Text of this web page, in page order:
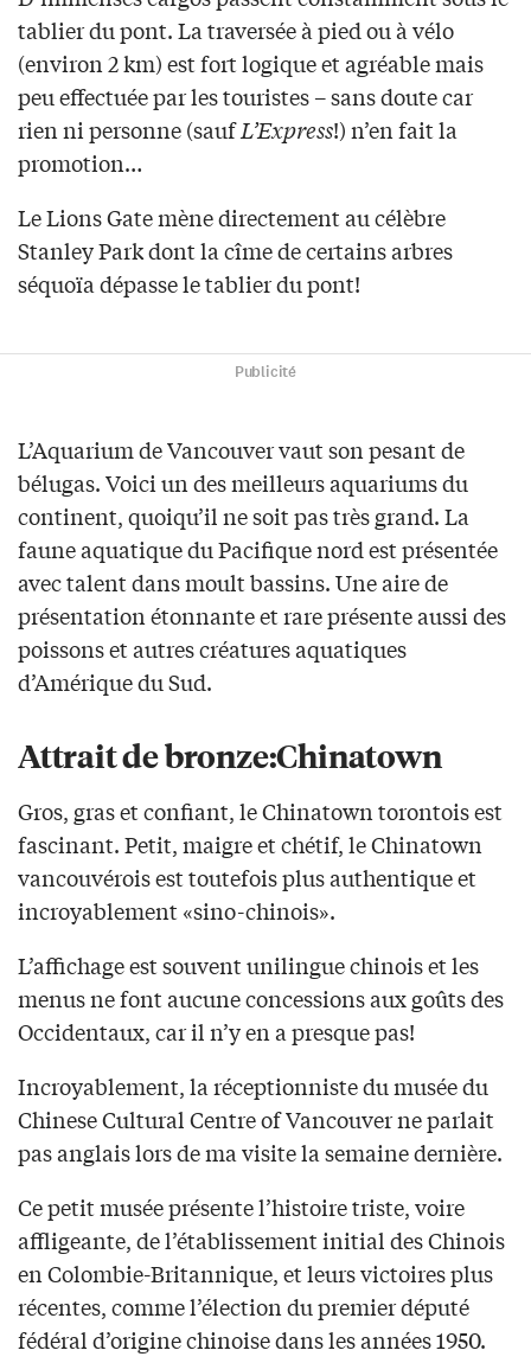
tablier du pont. La traversée à pied ou à vélo
(environ 2 km) est fort logique et agréable mais
peu effectuée par les touristes – sans doute car
rien ni personne (saufL’Express!) n’en fait la
promotion…
Le Lions Gate mène directement au célèbre
Stanley Park dont la cîme de certains arbres
séquoïa dépasse le tablier du pont!
Publicité
L’Aquarium de Vancouver vaut son pesant de
bélugas. Voici un des meilleurs aquariums du
continent, quoiqu’il ne soit pas très grand. La
faune aquatique du Pacifique nord est présentée
avec talent dans moult bassins. Une aire de
présentation étonnante et rare présente aussi des
poissons et autres créatures aquatiques
d’Amérique du Sud.
Attrait de bronze:Chinatown
Gros, gras et confiant, le Chinatown torontois est
fascinant. Petit, maigre et chétif, le Chinatown
vancouvérois est toutefois plus authentique et
incroyablement «sino-chinois».
L’affichage est souvent unilingue chinois et les
menus ne font aucune concessions aux goûts des
Occidentaux, car il n’y en a presque pas!
Incroyablement, la réceptionniste du musée du
Chinese Cultural Centre of Vancouver ne parlait
pas anglais lors de ma visite la semaine dernière.
Ce petit musée présente l’histoire triste, voire
affligeante, de l’établissement initial des Chinois
en Colombie-Britannique, et leurs victoires plus
récentes, comme l’élection du premier député
fédéral d’origine chinoise dans les années 1950.